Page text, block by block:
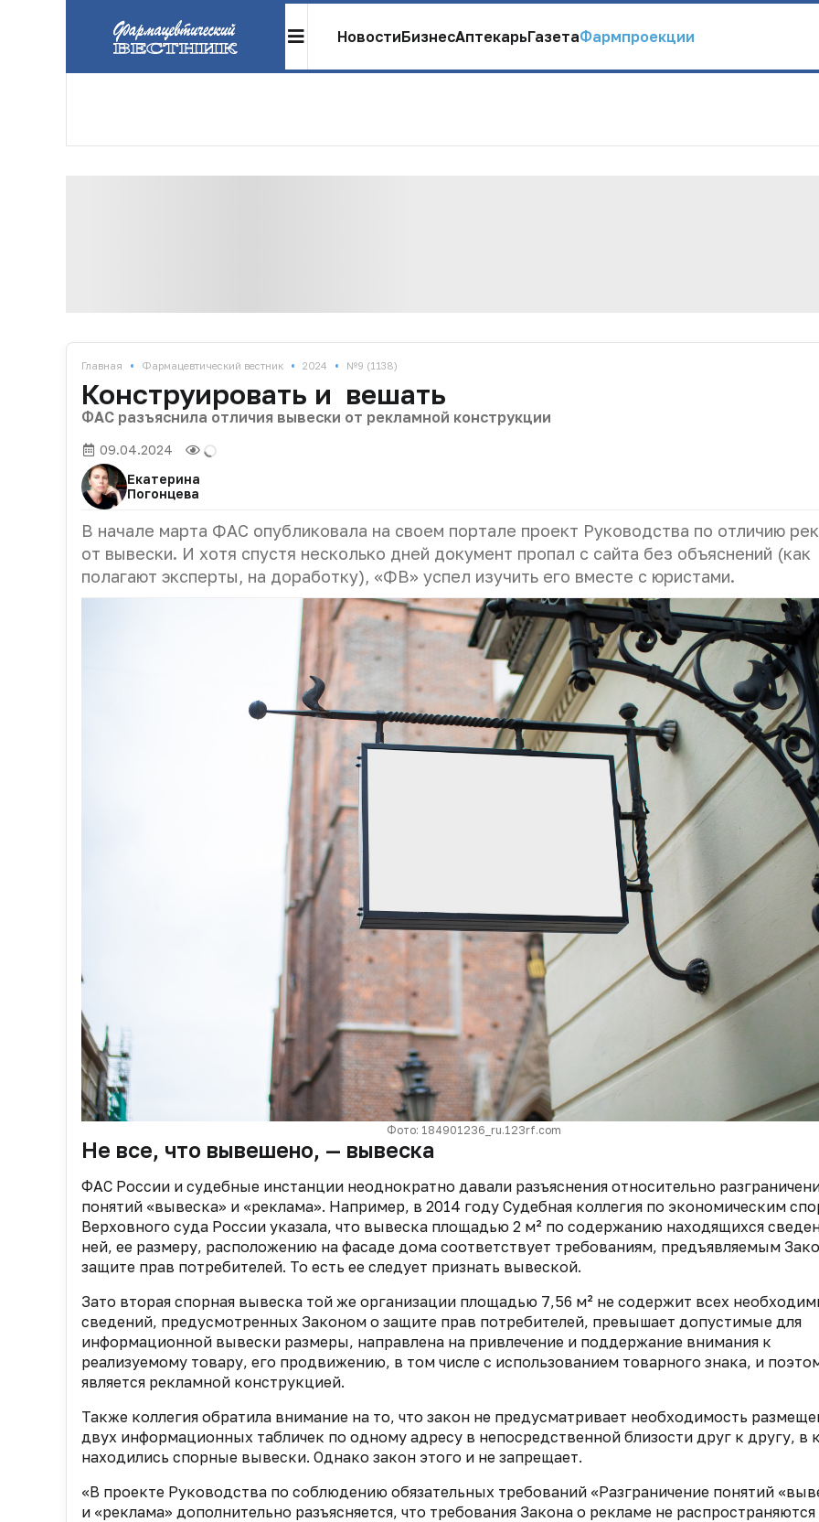
НовостиБизнесАптекарьГазетаФармпроекции
Главная • Фармацевтический вестник • 2024 • №9 (1138)
Конструировать и вешать
ФАС разъяснила отличия вывески от рекламной конструкции
09.04.2024
Екатерина
Погонцева
В начале марта ФАС опубликовала на своем портале проект Руководства по отличию
от вывески. И хотя спустя несколько дней документ пропал с сайта без объяснений (как
полагают эксперты, на доработку), «ФВ» успел изучить его вместе с юристами.
Фото: 184901236_ru.123rf.com
Не все, что вывешено, — вывеска
ФАС России и судебные инстанции неоднократно давали разъяснения относительно
понятий «вывеска» и «реклама». Например, в 2014 году Судебная коллегия по экономическим
Верховного суда России указала, что вывеска площадью 2 м² по содержанию находящихся
ней, ее размеру, расположению на фасаде дома соответствует требованиям, предъявляемым
защите прав потребителей. То есть ее следует признать вывеской.
Зато вторая спорная вывеска той же организации площадью 7,56 м² не содержит всех
сведений, предусмотренных Законом о защите прав потребителей, превышает допустимые для
информационной вывески размеры, направлена на привлечение и поддержание внимания к
реализуемому товару, его продвижению, в том числе с использованием товарного знака, и
является рекламной конструкцией.
Также коллегия обратила внимание на то, что закон не предусматривает необходимость
двух информационных табличек по одному адресу в непосредственной близости друг к другу, в
находились спорные вывески. Однако закон этого и не запрещает.
«В проекте Руководства по соблюдению обязательных требований «Разграничение понятий
и «реклама» дополнительно разъясняется, что требования Закона о рекламе не распространяются